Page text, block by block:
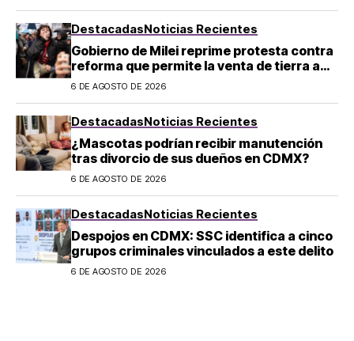
DestacadasNoticias Recientes
Gobierno de Milei reprime protesta contra
reforma que permite la venta de tierra a
extranjeros en Argentina
6 DE AGOSTO DE 2026
DestacadasNoticias Recientes
¿Mascotas podrían recibir manutención
tras divorcio de sus dueños en CDMX?
6 DE AGOSTO DE 2026
DestacadasNoticias Recientes
Despojos en CDMX: SSC identifica a cinco
grupos criminales vinculados a este delito
6 DE AGOSTO DE 2026